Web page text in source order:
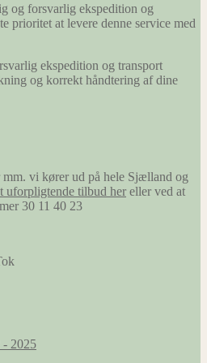
og forsvarlig ekspedition og
prioritet at levere denne service med
ekspedition og transport
og korrekt håndtering af dine
vi kører ud på hele Sjælland og
uforpligtende tilbud her eller ved at
30 11 40 23
2025